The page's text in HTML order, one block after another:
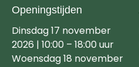
Openingstijden
Dinsdag 17 november
2026 | 10:00 – 18:00 uur
Woensdag 18 november